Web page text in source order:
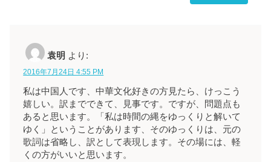
袁明 より:
2016年7月24日 4:55 PM
私は中国人です、中華文化好きの方見たら、けっこう
嬉しい。訳までできて、見事です。ですが、問題点も
あると思います。「私は時間の縄をゆっくりと解いて
ゆく」ということがあります、そのゆっくりは、元の
歌詞は省略し、訳として表現します。その場には、軽
くの方がいいと思います。